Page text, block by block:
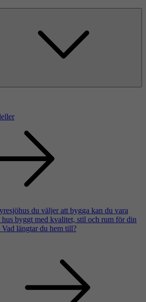
du väljer att bygga kan du vara
hus byggt med kvalitet, stil och rum för din
längtar du hem till?